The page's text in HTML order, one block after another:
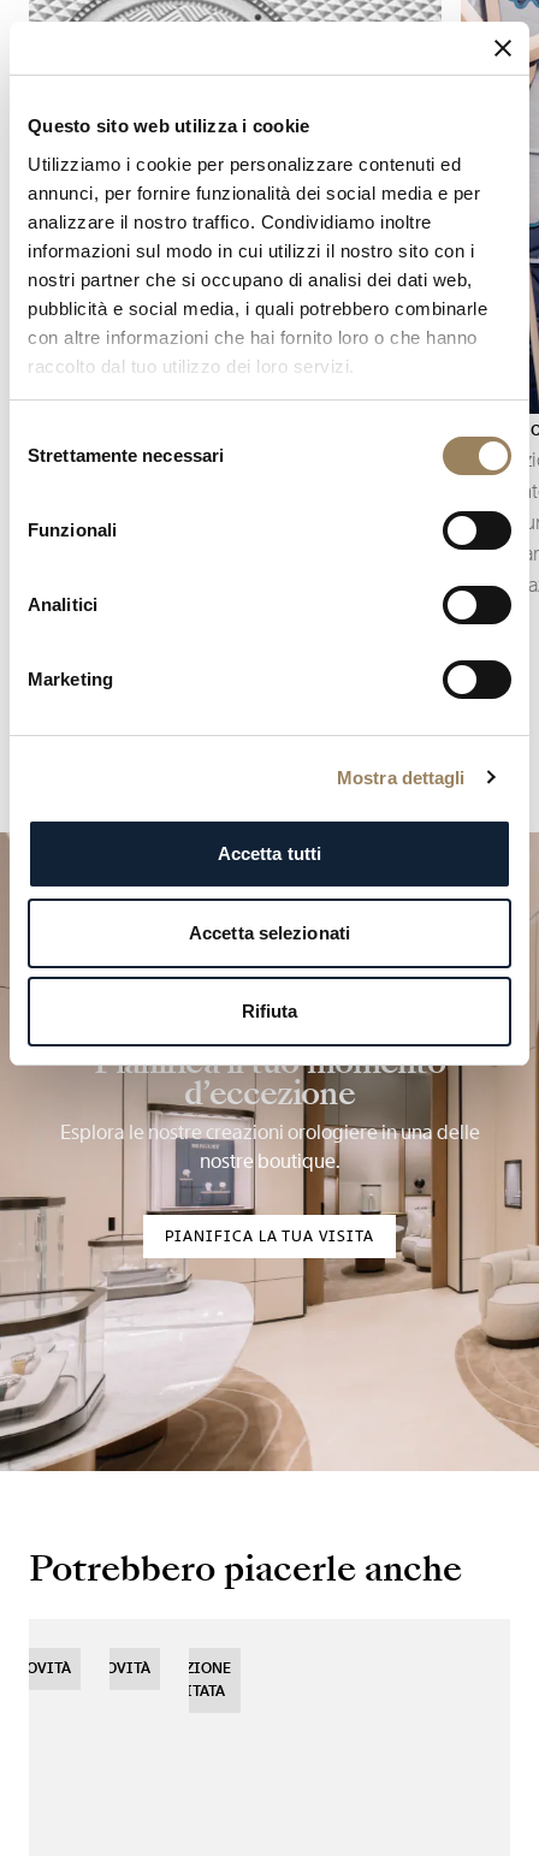
Questo sito web utilizza i cookie
Utilizziamo i cookie per personalizzare contenuti ed
annunci, per fornire funzionalità dei social media e per
analizzare il nostro traffico. Condividiamo inoltre
informazioni sul modo in cui utilizzi il nostro sito con i
nostri partner che si occupano di analisi dei dati web,
pubblicità e social media, i quali potrebbero combinarle
con altre informazioni che hai fornito loro o che hanno
raccolto dal tuo utilizzo dei loro servizi.
delStrettamente necessari
Funzionali
Analitici
Marketing
Mostra dettagli
Accetta tutti
Accetta selezionati
Rifiuta
L’indicazione dei secondi permette di seguire
della costruzione del movimento, può assumere
nell’architettura del quadrante.
stesso
Pianifica il tuo momento
d’eccezione
Esplora le nostre creazioni orologiere in una delle
nostre boutique.
PIANIFICA LA TUA VISITA
Potrebbero piacerle anche
NOVITÀ NOVITÀ
NOVITÀ
EDIZIONE
LIMITATA